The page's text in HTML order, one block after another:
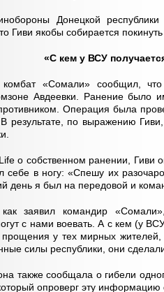
Донецкой
Гиви якобы собирается
«С кем у ВСУ
«Сомали» сообщил, что
Авдеевки. Ранение было
Операция была
результате, по выражению
о собственном ранении,
себе в ногу: «Спешу их
день я был на передовой и
как заявил командир
с нами воевать. А с кем (у
у тех мирных жителей,
силы республики, они
также сообщала о гибели
опроверг эту информацию